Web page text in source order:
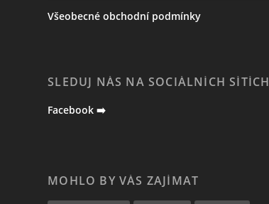
Všeobecné obchodní podmínky
SLEDUJ NÁS NA SOCIÁLNÍCH SÍTÍCH
Facebook ➡️
MOHLO BY VÁS ZAJÍMAT